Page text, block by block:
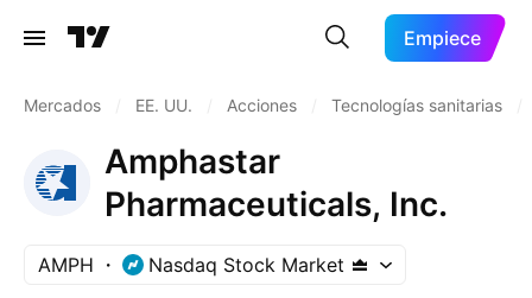
Empiece
Mercados EE. UU. Acciones Tecnologías sanitarias
Amphastar
Pharmaceuticals, Inc.
AMPH Nasdaq Stock Market